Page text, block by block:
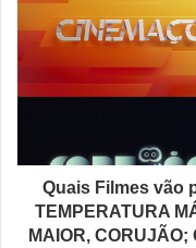
Quais Filmes vão
TEMPERATURA
MAIOR,